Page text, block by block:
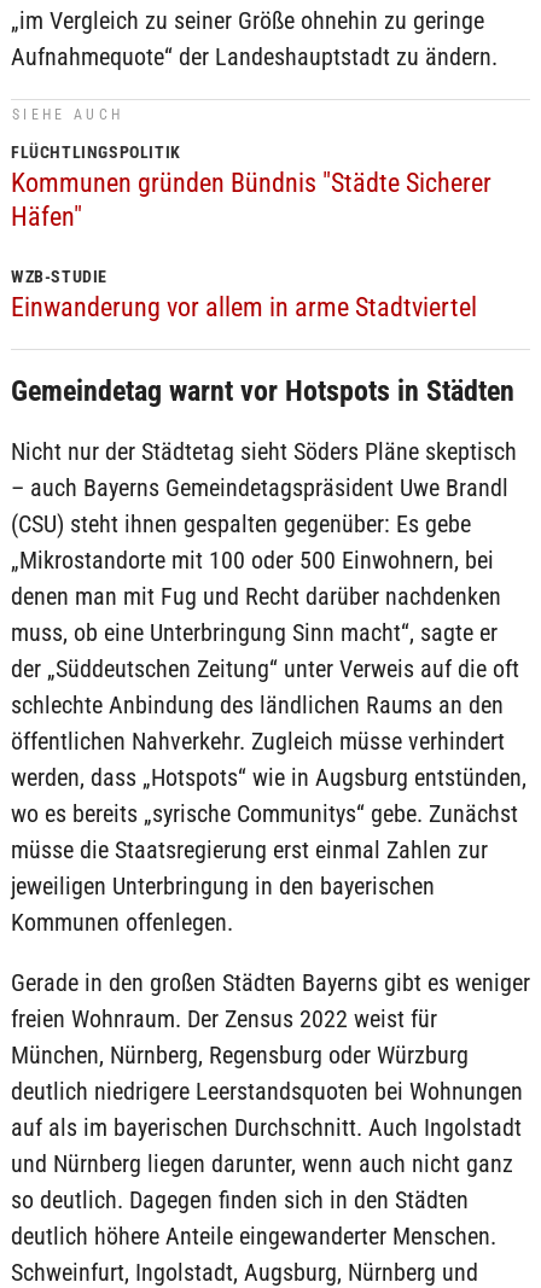
„im Vergleich zu seiner Größe ohnehin zu geringe
Aufnahmequote“ der Landeshauptstadt zu ändern.
SIEHE AUCH
FLÜCHTLINGSPOLITIK
Kommunen gründen Bündnis "Städte Sicherer
Häfen"
WZB-STUDIE
Einwanderung vor allem in arme Stadtviertel
Gemeindetag warnt vor Hotspots in Städten
Nicht nur der Städtetag sieht Söders Pläne skeptisch
– auch Bayerns Gemeindetagspräsident Uwe Brandl
(CSU) steht ihnen gespalten gegenüber: Es gebe
„Mikrostandorte mit 100 oder 500 Einwohnern, bei
denen man mit Fug und Recht darüber nachdenken
muss, ob eine Unterbringung Sinn macht“, sagte er
der „Süddeutschen Zeitung“ unter Verweis auf die oft
schlechte Anbindung des ländlichen Raums an den
öffentlichen Nahverkehr. Zugleich müsse verhindert
werden, dass „Hotspots“ wie in Augsburg entstünden,
wo es bereits „syrische Communitys“ gebe. Zunächst
müsse die Staatsregierung erst einmal Zahlen zur
jeweiligen Unterbringung in den bayerischen
Kommunen offenlegen.
Gerade in den großen Städten Bayerns gibt es weniger
freien Wohnraum. Der Zensus 2022 weist für
München, Nürnberg, Regensburg oder Würzburg
deutlich niedrigere Leerstandsquoten bei Wohnungen
auf als im bayerischen Durchschnitt. Auch Ingolstadt
und Nürnberg liegen darunter, wenn auch nicht ganz
so deutlich. Dagegen finden sich in den Städten
deutlich höhere Anteile eingewanderter Menschen.
Schweinfurt, Ingolstadt, Augsburg, Nürnberg und